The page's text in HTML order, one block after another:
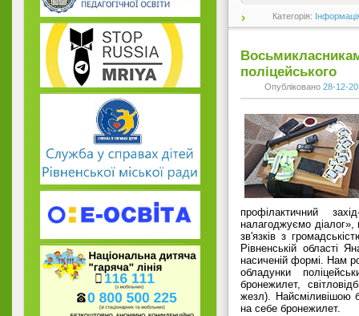
Категорія:
поліцейського
Опубліковано 28-12-
профілактичний
налагоджуємо діалог»,
зв'язків з
Рівненській області
насиченій формі. Нам
обладунки
бронежилет,
жезл). Найсміливішою
на себе бронежилет.